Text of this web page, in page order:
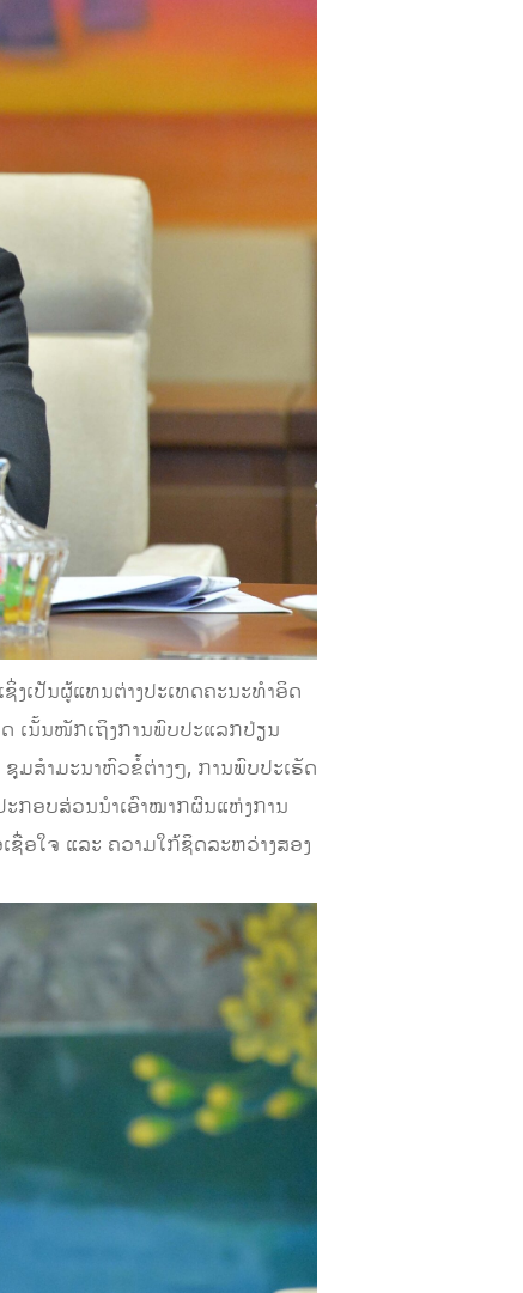
ງເປັນ​ຜູ້​ແທນຕ່າງປະເທດ​ຄະນະທຳ​ອິດ​
ເນັ້ນ​ໜັກ​ເຖິງ​ການ​ພົບ​ປະ​ແລກປ່ຽນ​
ສຳ​ມະ​ນາຫົວຂໍ້ຕ່າງໆ, ການ​ພົບ​ປະ​ເຮັດ​
ະກອບສ່ວນ​ນຳ​ເອົາ​ໝາກຜົນ​ແຫ່ງ​ການ​
ຊື່ອ​ໃຈ ​ແລະ ຄວາມ​ໃກ້ຊິດລະຫວ່າງ​ສອງ​